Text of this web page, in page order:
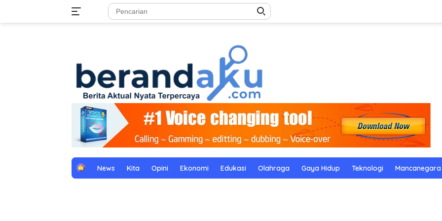
H
News Kita Opini Ekonomi Edukasi Olahraga Gaya Hidup Teknologi Mancanegara